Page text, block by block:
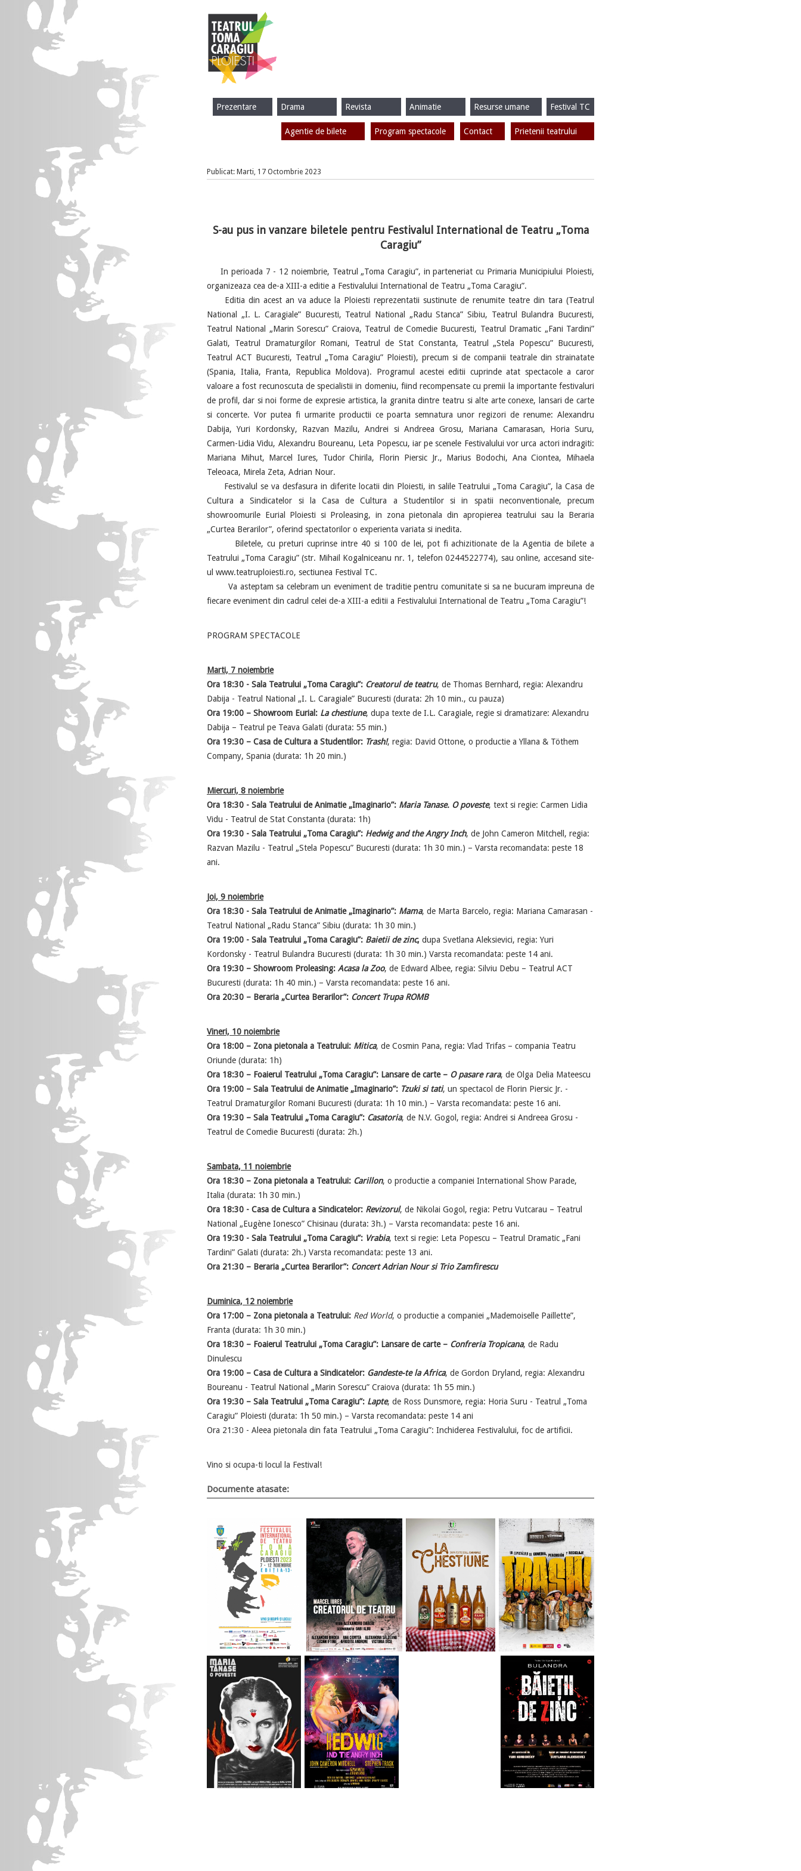
Festival TC
Resurse umane
Animatie
Revista
Drama
Prezentare
Prietenii teatrului
Contact
Program spectacole
Agentie de bilete
Publicat: Marti, 17 Octombrie 2023
S-au pus in vanzare biletele pentru Festivalul International de Teatru „Toma
Caragiu”
In perioada 7 - 12 noiembrie, Teatrul „Toma Caragiu”, in parteneriat cu Primaria Municipiului Ploiesti,
organizeaza cea de-a XIII-a editie a Festivalului International de Teatru „Toma Caragiu”.
Editia din acest an va aduce la Ploiesti reprezentatii sustinute de renumite teatre din tara (Teatrul
National „I. L. Caragiale” Bucuresti, Teatrul National „Radu Stanca” Sibiu, Teatrul Bulandra Bucuresti,
Teatrul National „Marin Sorescu” Craiova, Teatrul de Comedie Bucuresti, Teatrul Dramatic „Fani Tardini”
Galati, Teatrul Dramaturgilor Romani, Teatrul de Stat Constanta, Teatrul „Stela Popescu” Bucuresti,
Teatrul ACT Bucuresti, Teatrul „Toma Caragiu” Ploiesti), precum si de companii teatrale din strainatate
(Spania, Italia, Franta, Republica Moldova). Programul acestei editii cuprinde atat spectacole a caror
valoare a fost recunoscuta de specialistii in domeniu, fiind recompensate cu premii la importante festivaluri
de profil, dar si noi forme de expresie artistica, la granita dintre teatru si alte arte conexe, lansari de carte
si concerte. Vor putea fi urmarite productii ce poarta semnatura unor regizori de renume: Alexandru
Dabija, Yuri Kordonsky, Razvan Mazilu, Andrei si Andreea Grosu, Mariana Camarasan, Horia Suru,
Carmen-Lidia Vidu, Alexandru Boureanu, Leta Popescu, iar pe scenele Festivalului vor urca actori indragiti:
Mariana Mihut, Marcel Iures, Tudor Chirila, Florin Piersic Jr., Marius Bodochi, Ana Ciontea, Mihaela
Teleoaca, Mirela Zeta, Adrian Nour.
Festivalul se va desfasura in diferite locatii din Ploiesti, in salile Teatrului „Toma Caragiu”, la Casa de
Cultura a Sindicatelor si la Casa de Cultura a Studentilor si in spatii neconventionale, precum
showroomurile Eurial Ploiesti si Proleasing, in zona pietonala din apropierea teatrului sau la Beraria
„Curtea Berarilor”, oferind spectatorilor o experienta variata si inedita.
Biletele, cu preturi cuprinse intre 40 si 100 de lei, pot fi achizitionate de la Agentia de bilete a
Teatrului „Toma Caragiu” (str. Mihail Kogalniceanu nr. 1, telefon 0244522774), sau online, accesand site-
ul www.teatruploiesti.ro, sectiunea Festival TC.
Va asteptam sa celebram un eveniment de traditie pentru comunitate si sa ne bucuram impreuna de
fiecare eveniment din cadrul celei de-a XIII-a editii a Festivalului International de Teatru „Toma Caragiu”!
PROGRAM SPECTACOLE
Marti, 7 noiembrie
Ora 18:30 - Sala Teatrului „Toma Caragiu”: Creatorul de teatru, de Thomas Bernhard, regia: Alexandru
Dabija - Teatrul National „I. L. Caragiale” Bucuresti (durata: 2h 10 min., cu pauza)
Ora 19:00 – Showroom Eurial: La chestiune, dupa texte de I.L. Caragiale, regie si dramatizare: Alexandru
Dabija – Teatrul pe Teava Galati (durata: 55 min.)
Ora 19:30 – Casa de Cultura a Studentilor: Trash!, regia: David Ottone, o productie a Yllana & Töthem
Company, Spania (durata: 1h 20 min.)
Miercuri, 8 noiembrie
Ora 18:30 - Sala Teatrului de Animatie „Imaginario”: Maria Tanase. O poveste, text si regie: Carmen Lidia
Vidu - Teatrul de Stat Constanta (durata: 1h)
Ora 19:30 - Sala Teatrului „Toma Caragiu”: Hedwig and the Angry Inch, de John Cameron Mitchell, regia:
Razvan Mazilu - Teatrul „Stela Popescu” Bucuresti (durata: 1h 30 min.) – Varsta recomandata: peste 18
ani.
Joi, 9 noiembrie
Ora 18:30 - Sala Teatrului de Animatie „Imaginario”: Mama, de Marta Barcelo, regia: Mariana Camarasan -
Teatrul National „Radu Stanca” Sibiu (durata: 1h 30 min.)
Ora 19:00 - Sala Teatrului „Toma Caragiu”: Baietii de zinc, dupa Svetlana Aleksievici, regia: Yuri
Kordonsky - Teatrul Bulandra Bucuresti (durata: 1h 30 min.) Varsta recomandata: peste 14 ani.
Ora 19:30 – Showroom Proleasing: Acasa la Zoo, de Edward Albee, regia: Silviu Debu – Teatrul ACT
Bucuresti (durata: 1h 40 min.) – Varsta recomandata: peste 16 ani.
Ora 20:30 – Beraria „Curtea Berarilor”: Concert Trupa ROMB
Vineri, 10 noiembrie
Ora 18:00 – Zona pietonala a Teatrului: Mitica, de Cosmin Pana, regia: Vlad Trifas – compania Teatru
Oriunde (durata: 1h)
Ora 18:30 – Foaierul Teatrului „Toma Caragiu”: Lansare de carte – O pasare rara, de Olga Delia Mateescu
Ora 19:00 – Sala Teatrului de Animatie „Imaginario”: Tzuki si tati, un spectacol de Florin Piersic Jr. -
Teatrul Dramaturgilor Romani Bucuresti (durata: 1h 10 min.) – Varsta recomandata: peste 16 ani.
Ora 19:30 – Sala Teatrului „Toma Caragiu”: Casatoria, de N.V. Gogol, regia: Andrei si Andreea Grosu -
Teatrul de Comedie Bucuresti (durata: 2h.)
Sambata, 11 noiembrie
Ora 18:30 – Zona pietonala a Teatrului: Carillon, o productie a companiei International Show Parade,
Italia (durata: 1h 30 min.)
Ora 18:30 - Casa de Cultura a Sindicatelor: Revizorul, de Nikolai Gogol, regia: Petru Vutcarau – Teatrul
National „Eugène Ionesco” Chisinau (durata: 3h.) – Varsta recomandata: peste 16 ani.
Ora 19:30 - Sala Teatrului „Toma Caragiu”: Vrabia, text si regie: Leta Popescu – Teatrul Dramatic „Fani
Tardini” Galati (durata: 2h.) Varsta recomandata: peste 13 ani.
Ora 21:30 – Beraria „Curtea Berarilor”: Concert Adrian Nour si Trio Zamfirescu
Duminica, 12 noiembrie
Ora 17:00 – Zona pietonala a Teatrului: Red World, o productie a companiei „Mademoiselle Paillette”,
Franta (durata: 1h 30 min.)
Ora 18:30 – Foaierul Teatrului „Toma Caragiu”: Lansare de carte – Confreria Tropicana, de Radu
Dinulescu
Ora 19:00 – Casa de Cultura a Sindicatelor: Gandeste-te la Africa, de Gordon Dryland, regia: Alexandru
Boureanu - Teatrul National „Marin Sorescu” Craiova (durata: 1h 55 min.)
Ora 19:30 – Sala Teatrului „Toma Caragiu”: Lapte, de Ross Dunsmore, regia: Horia Suru - Teatrul „Toma
Caragiu” Ploiesti (durata: 1h 50 min.) – Varsta recomandata: peste 14 ani
Ora 21:30 - Aleea pietonala din fata Teatrului „Toma Caragiu”: Inchiderea Festivalului, foc de artificii.
Vino si ocupa-ti locul la Festival!
Documente atasate: